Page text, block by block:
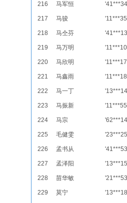
216 马军恒 '41***34
217 马骏 '11***35
218 马仝芬 '41***13
219 马万明 '11***10
220 马欣明 '11***17
221 马鑫雨 '11***18
222 马一丁 '13***14
223 马振新 '11***55
224 马宗 '62***14
225 毛健雯 '23***25
226 孟书从 '41***53
227 孟泽阳 '13***15
228 苗华敏 '21***53
229 莫宁 '13***18